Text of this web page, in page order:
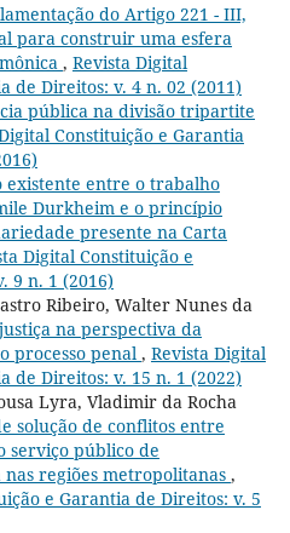
do Artigo 221 - III,
para construir uma esfera
, Revista Digital
de Direitos: v. 4 n. 02 (2011)
pública na divisão tripartite
Constituição e Garantia
existente entre o trabalho
Durkheim e o princípio
presente na Carta
Digital Constituição e
9 n. 1 (2016)
Ribeiro, Walter Nunes da
na perspectiva da
processo penal , Revista Digital
de Direitos: v. 15 n. 1 (2022)
Lyra, Vladimir da Rocha
solução de conflitos entre
serviço público de
regiões metropolitanas ,
e Garantia de Direitos: v. 5